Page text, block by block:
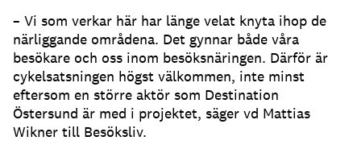
– Vi som verkar här har länge velat knyta ihop de
närliggande områdena. Det gynnar både våra
besökare och oss inom besöksnäringen. Därför är
cykelsatsningen högst välkommen, inte minst
eftersom en större aktör som Destination
Östersund är med i projektet, säger vd Mattias
Wikner till Besöksliv.